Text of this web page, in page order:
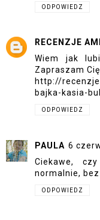
ODPOWIEDZ
RECENZJE
Wiem jak
Zapraszam
http://
bajka-kasia-
ODPOWIEDZ
PAULA 6
Ciekawe,
normalnie, bez
ODPOWIEDZ